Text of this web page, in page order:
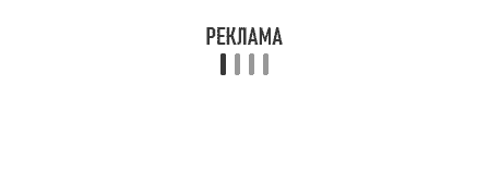
большие ветровые нагрузки, повысить уровень
защищенности стен от влаги, позволить